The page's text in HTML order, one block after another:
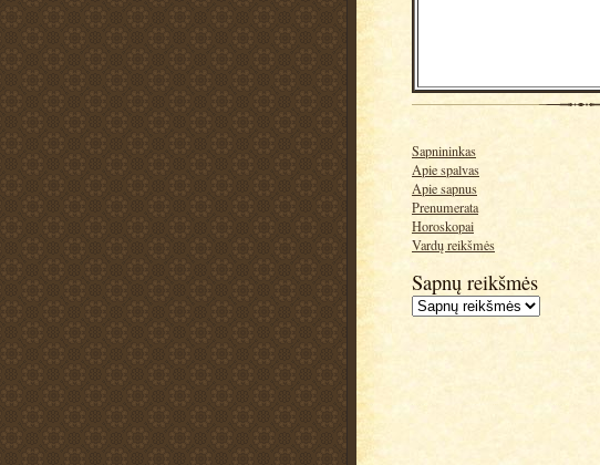
Sapnininkas
Apie spalvas
Apie sapnus
Prenumerata
Horoskopai
Vardų reikšmės
Sapnų reikšmės